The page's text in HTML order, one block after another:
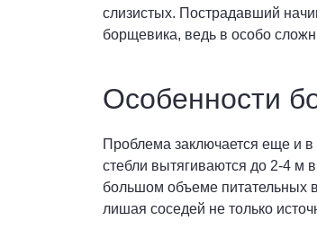
слизистых. Пострадавший
борщевика, ведь в особо
Особенности
Проблема заключается еще и
стебли вытягиваются до 2-4 м
большом объеме питательных
лишая соседей не только